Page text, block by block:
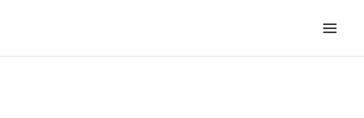
konten